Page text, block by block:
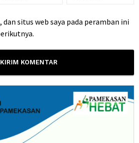
situs web saya pada peramban ini